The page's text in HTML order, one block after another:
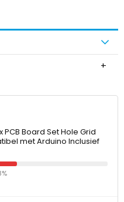
PCB Board Set Hole Grid
met Arduino Inclusief